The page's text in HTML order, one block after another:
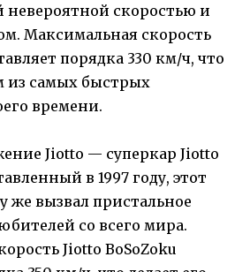
невероятной скоростью и
Максимальная скорость
порядка 330 км/ч, что
из самых быстрых
времени.
Jiotto — суперкар Jiotto
в 1997 году, этот
же вызвал пристальное
со всего мира.
Jiotto BoSoZoku